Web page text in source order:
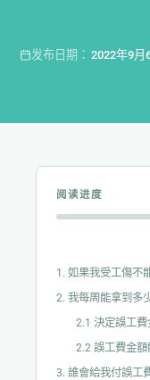
发布日期： 2022年9月
阅读进度
1. 如果我受工傷不
2. 我每周能拿到多
2.1 決定誤工
2.2 誤工費金額
3. 誰會給我付誤工